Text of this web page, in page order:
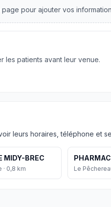
pour ajouter vos
les patients avant leur venue.
leurs horaires, téléphone et
MIDY-BREC
0,8 km Le